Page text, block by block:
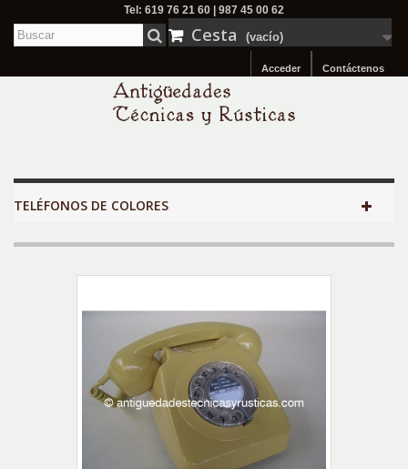
Tel: 619 76 21 60 | 987 45 00 62
Cesta (vacío)
Contáctenos
Acceder
TELÉFONOS DE COLORES